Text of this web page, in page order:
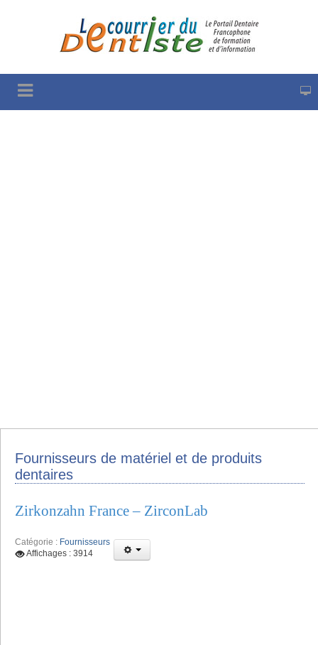
Fournisseurs de matériel et de produits
dentaires
Zirkonzahn France – ZirconLab
Catégorie : Fournisseurs
Affichages : 3914